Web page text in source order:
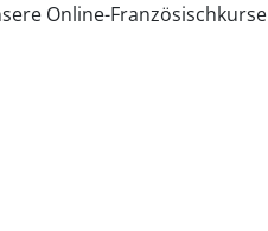
Online-Französischkurse